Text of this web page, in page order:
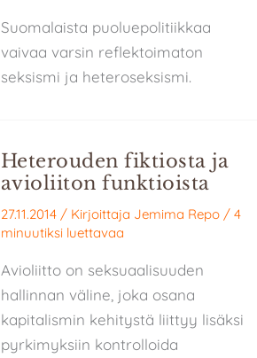
Suomalaista puoluepolitiikkaa
vaivaa varsin reflektoimaton
seksismi ja heteroseksismi.
Heterouden fiktiosta ja
avioliiton funktioista
27.11.2014 / Kirjoittaja Jemima Repo/ 4
minuutiksi luettavaa
Avioliitto on seksuaalisuuden
hallinnan väline, joka osana
kapitalismin kehitystä liittyy lisäksi
pyrkimyksiin kontrolloida